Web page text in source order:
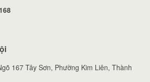
167 Tây Sơn, Phường Kim Liên, Thành